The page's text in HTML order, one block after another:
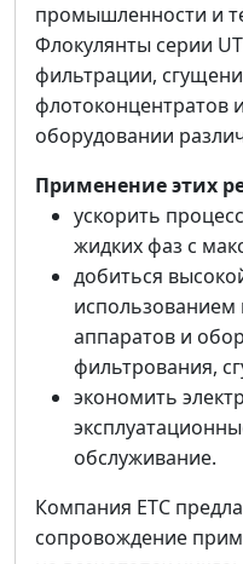
промышленности и
Флокулянты серии
фильтрации,
флотоконцентратов
оборудовании
Применение этих
ускорить
жидких фаз с
добиться
использованием
аппаратов и
фильтрования,
экономить
обслуживание.
Компания ЕТС
сопровождение